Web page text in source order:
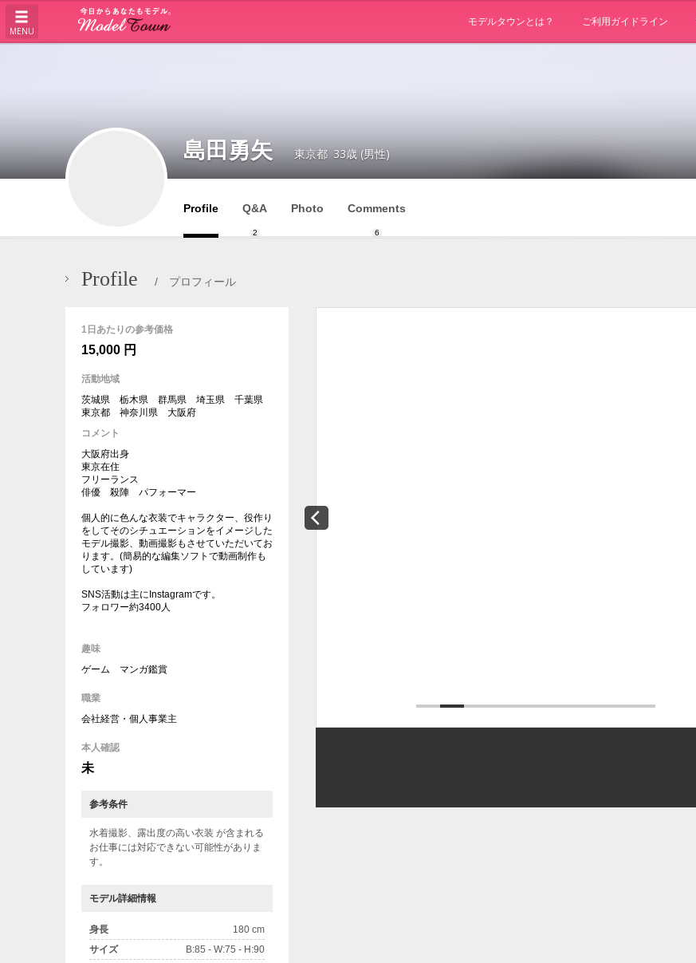
MENU
モデルタウンとは？ ご利用ガイドライン
島田勇矢 東京都 33歳 (男性)
Profile Q&A
2
Photo Comments
6
Profile / プロフィール
1日あたりの参考価格
15,000 円
活動地域
茨城県 栃木県 群馬県 埼玉県 千葉県
東京都 神奈川県 大阪府
コメント
大阪府出身
東京在住
フリーランス
俳優 殺陣 パフォーマー
個人的に色んな衣装でキャラクター、役作り
をしてそのシチュエーションをイメージした
モデル撮影、動画撮影もさせていただいてお
ります。(簡易的な編集ソフトで動画制作も
しています)
SNS活動は主にInstagramです。
フォロワー約3400人
趣味
ゲーム マンガ鑑賞
職業
会社経営・個人事業主
本人確認
未
参考条件
水着撮影、露出度の高い衣装 が含まれる
お仕事には対応できない可能性がありま
す。
モデル詳細情報
身長
180 cm
サイズ
B:85 - W:75 - H:90